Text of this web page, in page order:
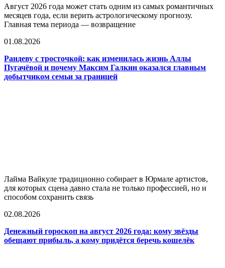
Август 2026 года может стать одним из самых романтичных
месяцев года, если верить астрологическому прогнозу.
Главная тема периода — возвращение
01.08.2026
Рандеву с тросточкой: как изменилась жизнь Аллы
Пугачёвой и почему Максим Галкин оказался главным
добытчиком семьи за границей
Лайма Вайкуле традиционно собирает в Юрмале артистов,
для которых сцена давно стала не только профессией, но и
способом сохранить связь
02.08.2026
Денежный гороскоп на август 2026 года: кому звёзды
обещают прибыль, а кому придётся беречь кошелёк